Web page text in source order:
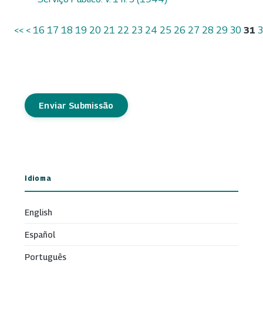
<< < 16 17 18 19 20 21 22 23 24 25 26 27 28 29 30 31
Enviar Submissão
Idioma
English
Español
Português